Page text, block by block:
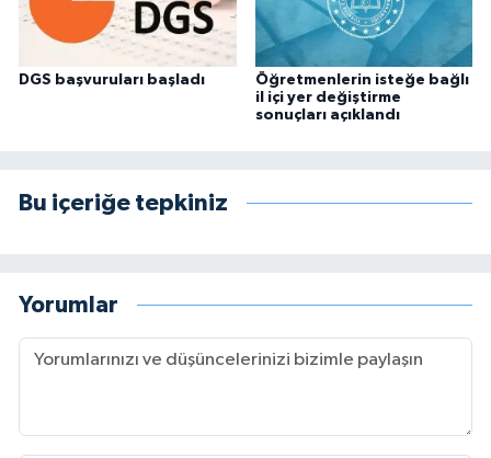
DGS başvuruları başladı
Öğretmenlerin isteğe bağlı
il içi yer değiştirme
sonuçları açıklandı
Bu içeriğe tepkiniz
Yorumlar